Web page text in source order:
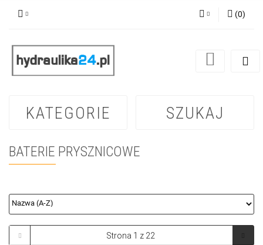
Zarejestruj się
(0)
KATEGORIE SZUKAJ
BATERIE PRYSZNICOWE